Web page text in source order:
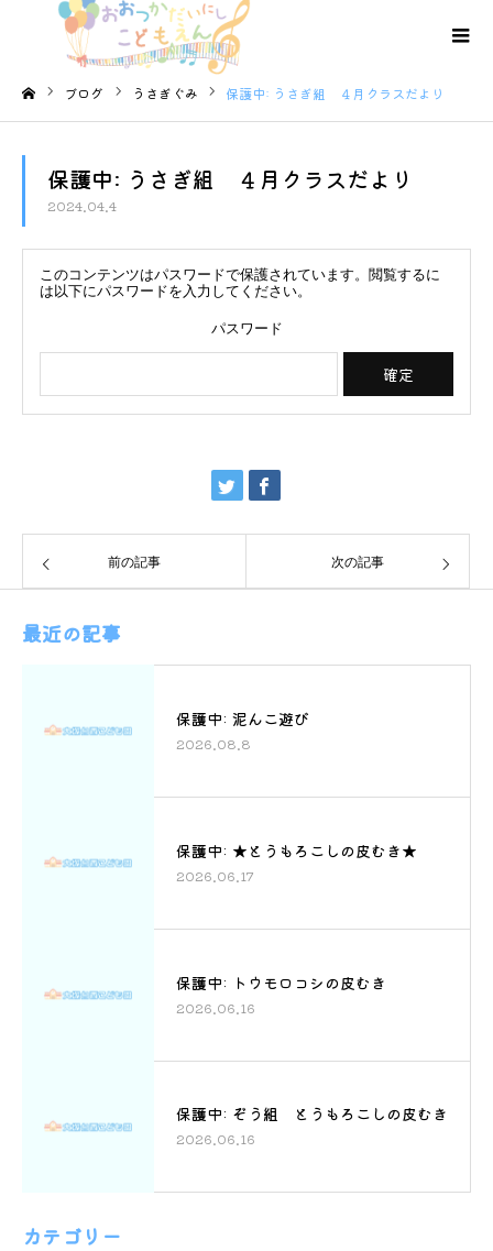
ブログ うさぎぐみ 保護中: うさぎ組 ４月クラスだより
保護中: うさぎ組 ４月クラスだより
2024.04.4
このコンテンツはパスワードで保護されています。閲覧するに
は以下にパスワードを入力してください。
パスワード
前の記事 次の記事
最近の記事
保護中: 泥んこ遊び
2026.08.8
保護中: ★とうもろこしの皮むき★
2026.06.17
保護中: トウモロコシの皮むき
2026.06.16
保護中: ぞう組 とうもろこしの皮むき
2026.06.16
カテゴリー